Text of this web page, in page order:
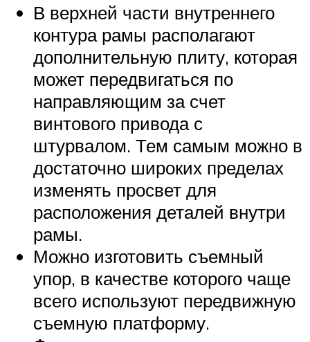
В верхней части внутреннего
контура рамы располагают
дополнительную плиту, которая
может передвигаться по
направляющим за счет
винтового привода с
штурвалом. Тем самым можно в
достаточно широких пределах
изменять просвет для
расположения деталей внутри
рамы.
Можно изготовить съемный
упор, в качестве которого чаще
всего используют передвижную
съемную платформу.